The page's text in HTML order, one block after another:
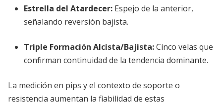
Estrella del Atardecer: Espejo de la anterior,
señalando reversión bajista.
Triple Formación Alcista/Bajista:Cinco velas que
confirman continuidad de la tendencia dominante.
La medición en pips y el contexto de soporte o
resistencia aumentan la fiabilidad de estas